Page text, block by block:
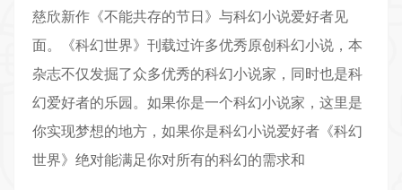
慈欣新作《不能共存的节日》与科幻小说爱好者见
面。《科幻世界》刊载过许多优秀原创科幻小说，本
杂志不仅发掘了众多优秀的科幻小说家，同时也是科
幻爱好者的乐园。如果你是一个科幻小说家，这里是
你实现梦想的地方，如果你是科幻小说爱好者《科幻
世界》绝对能满足你对所有的科幻的需求和